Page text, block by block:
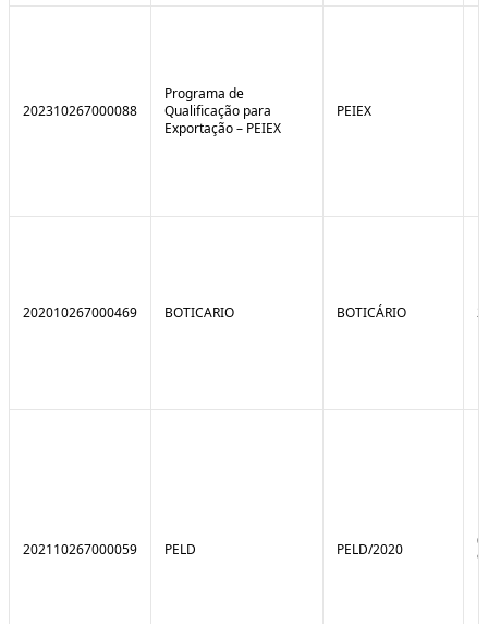
202310267000088
Programa de
Qualificação para
Exportação – PEIEX
PEIEX
202010267000469 BOTICARIO BOTICÁRIO
202110267000059 PELD PELD/2020